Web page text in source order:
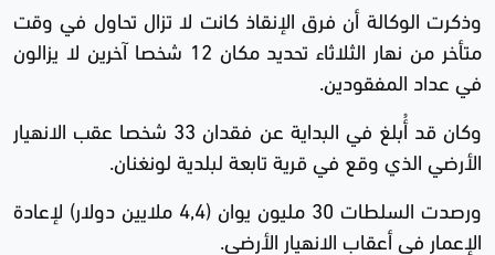
وذكرت الوكالة أن فرق الإنقاذ كانت لا تزال تحاول في وقت
متأخر من نهار الثلاثاء تحديد مكان 12 شخصا آخرين لا يزالون
في عداد المفقودين.
وكان قد أُبلغ في البداية عن فقدان 33 شخصا عقب الانهيار
الأرضي الذي وقع في قرية تابعة لبلدية لونغنان.
ورصدت السلطات 30 مليون يوان (4,4 ملايين دولار) لإعادة
الإعمار في أعقاب الانهيار الأرضي.